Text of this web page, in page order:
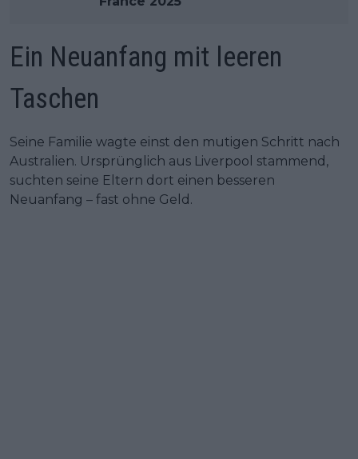
Ein Neuanfang mit leeren
Taschen
Seine Familie wagte einst den mutigen Schritt nach
Australien. Ursprünglich aus Liverpool stammend,
suchten seine Eltern dort einen besseren
Neuanfang – fast ohne Geld.